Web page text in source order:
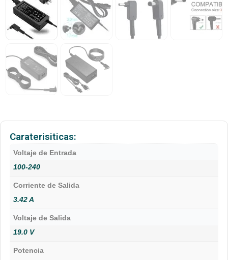
Caraterisiticas:
Voltaje de Entrada
100-240
Corriente de Salida
3.42 A
Voltaje de Salida
19.0 V
Potencia